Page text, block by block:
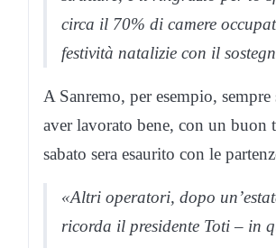
circa il 70% di camere
festività natalizie con il
A Sanremo, per esempio,
aver lavorato bene, con un buon
sabato sera esaurito con le
«Altri operatori, dopo
ricorda il presidente Toti – in